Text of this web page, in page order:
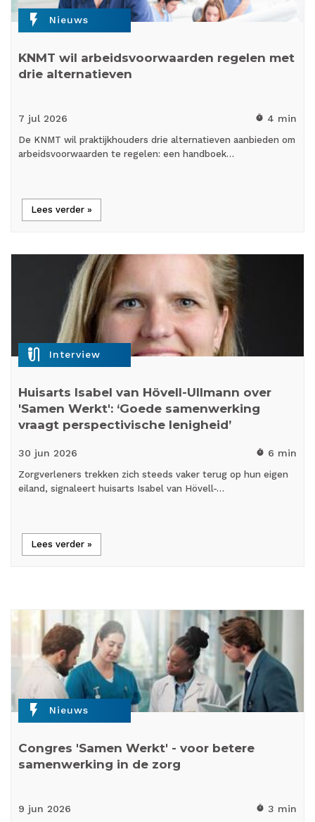
flash_on Nieuws
KNMT wil arbeidsvoorwaarden regelen met
drie alternatieven
7 jul 2026 timer 4 min
De KNMT wil praktijkhouders drie alternatieven aanbieden om
arbeidsvoorwaarden te regelen: een handboek…
Lees verder »
mic_external_on Interview
Huisarts Isabel van Hövell-Ullmann over
'Samen Werkt': ‘Goede samenwerking
vraagt perspectivische lenigheid’
30 jun 2026 timer 6 min
Zorgverleners trekken zich steeds vaker terug op hun eigen
eiland, signaleert huisarts Isabel van Hövell-…
Lees verder »
flash_on Nieuws
Congres 'Samen Werkt' - voor betere
samenwerking in de zorg
9 jun 2026 timer 3 min